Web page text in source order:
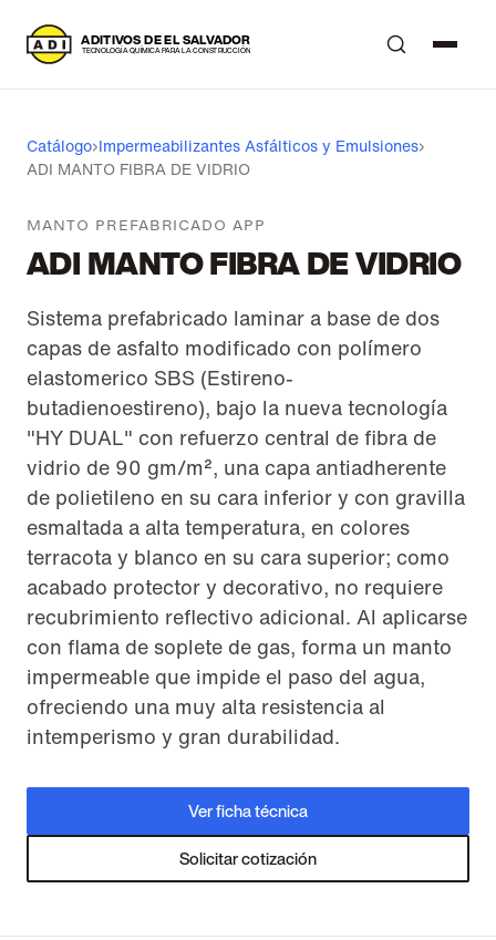
A DITIVOS DE EL SALVADOR
T ECNOLOGÍA QUÍMICA PARA LA CONSTRUCCIÓN
Catálogo›Impermeabilizantes Asfálticos y Emulsiones›
ADI MANTO FIBRA DE VIDRIO
MANTO PREFABRICADO APP
ADI MANTO FIBRA DE VIDRIO
Sistema prefabricado laminar a base de dos
capas de asfalto modificado con polímero
elastomerico SBS (Estireno-
butadienoestireno), bajo la nueva tecnología
"HY DUAL" con refuerzo central de fibra de
vidrio de 90 gm/m², una capa antiadherente
de polietileno en su cara inferior y con gravilla
esmaltada a alta temperatura, en colores
terracota y blanco en su cara superior; como
acabado protector y decorativo, no requiere
recubrimiento reflectivo adicional. Al aplicarse
con flama de soplete de gas, forma un manto
impermeable que impide el paso del agua,
ofreciendo una muy alta resistencia al
intemperismo y gran durabilidad.
Ver ficha técnica
Solicitar cotización